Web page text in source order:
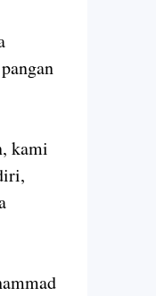
kami